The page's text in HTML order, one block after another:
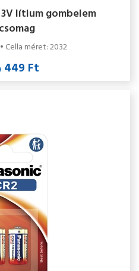
lítium gombelem
Cella méret: 2032
449 Ft